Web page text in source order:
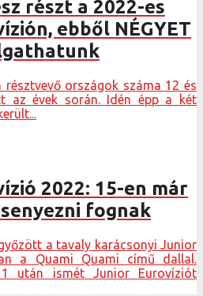
részt a 2022-es
ebből NÉGYET
országok száma 12 és
az évek során. Idén épp a két
2022: 15-en már
fognak
a tavaly karácsonyi Junior
a Quami Quami című dallal.
után ismét Junior Eurovíziót